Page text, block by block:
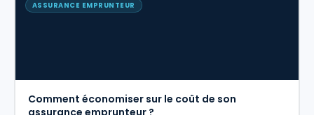
ASSURANCE EMPRUNTEUR
Comment économiser sur le coût de son
assurance emprunteur ?